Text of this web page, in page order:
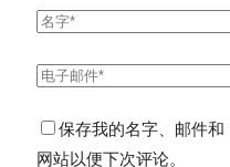
保存我的名字、邮件和
网站以便下次评论。